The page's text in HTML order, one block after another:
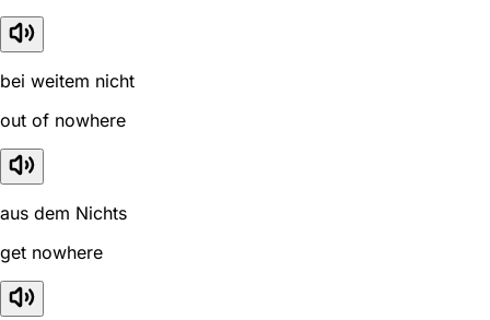
bei weitem nicht
out of nowhere
aus dem Nichts
get nowhere